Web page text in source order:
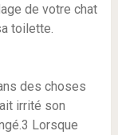
de votre chat
toilette.
des choses
irrité son
Lorsque